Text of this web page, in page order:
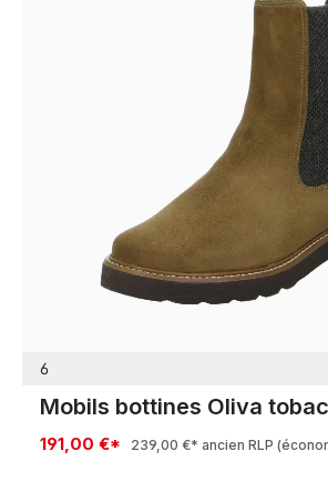
6
Mobils bottines Oliva
191,00 €* 239,00 €* ancien RLP